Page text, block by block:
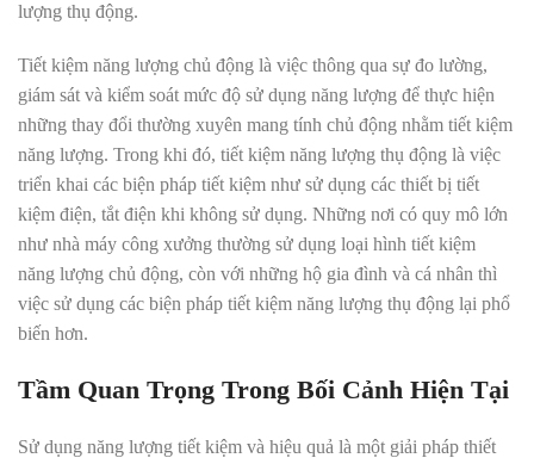
lượng thụ động.
Tiết kiệm năng lượng chủ động là việc thông qua sự đo lường,
giám sát và kiểm soát mức độ sử dụng năng lượng để thực hiện
những thay đổi thường xuyên mang tính chủ động nhằm tiết kiệm
năng lượng. Trong khi đó, tiết kiệm năng lượng thụ động là việc
triển khai các biện pháp tiết kiệm như sử dụng các thiết bị tiết
kiệm điện, tắt điện khi không sử dụng. Những nơi có quy mô lớn
như nhà máy công xưởng thường sử dụng loại hình tiết kiệm
năng lượng chủ động, còn với những hộ gia đình và cá nhân thì
việc sử dụng các biện pháp tiết kiệm năng lượng thụ động lại phổ
biến hơn.
Tầm Quan Trọng Trong Bối Cảnh Hiện Tại
Sử dụng năng lượng tiết kiệm và hiệu quả là một giải pháp thiết